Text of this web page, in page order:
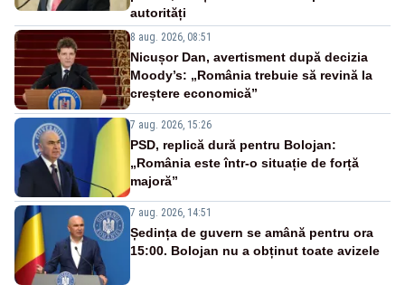
autorități
8 aug. 2026, 08:51
Nicușor Dan, avertisment după decizia
Moody’s: „România trebuie să revină la
creștere economică”
7 aug. 2026, 15:26
PSD, replică dură pentru Bolojan:
„România este într-o situație de forță
majoră”
7 aug. 2026, 14:51
Ședința de guvern se amână pentru ora
15:00. Bolojan nu a obținut toate avizele